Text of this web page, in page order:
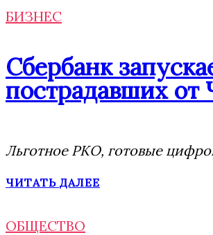
БИЗНЕС
Сбербанк
пострадавших
Льготное РКО, готовые
ЧИТАТЬ ДАЛЕЕ
ОБЩЕСТВО